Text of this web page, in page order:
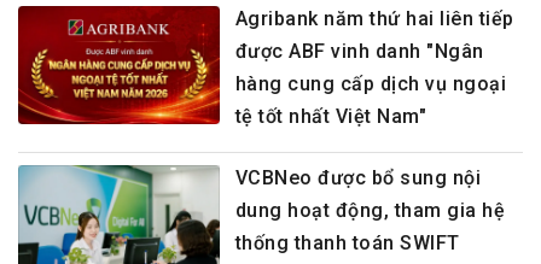
Agribank năm thứ hai liên tiếp
được ABF vinh danh "Ngân
hàng cung cấp dịch vụ ngoại
tệ tốt nhất Việt Nam"
VCBNeo được bổ sung nội
dung hoạt động, tham gia hệ
thống thanh toán SWIFT